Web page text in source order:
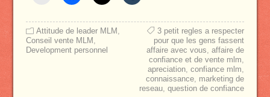
Attitude de leader MLM ,
Conseil vente MLM ,
Development personnel
3 petit regles a respecter
pour que les gens fassent
affaire avec vous,affaire de
confiance et de vente mlm,
apreciation,confiance mlm,
connaissance, marketing de
reseau,question de confiance